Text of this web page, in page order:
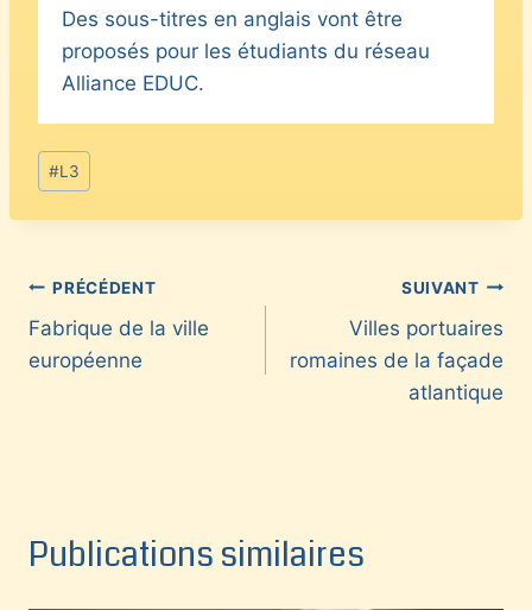
Des sous-titres en anglais vont être
proposés pour les étudiants du réseau
Alliance EDUC.
Étiquettes
de
la
#L3
Navigation
de
PRÉCÉDENT
Fabrique de la ville
européenne
SUIVANT
Villes portuaires
romaines de la façade
atlantique
Publications similaires